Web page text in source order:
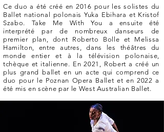
Ce duo a été créé en 2016 pour les solistes du
Ballet national polonais Yuka Ebihara et Kristof
Szabo. Take Me With You a ensuite été
interprété par de nombreux danseurs de
premier plan, dont Roberto Bolle et Melissa
Hamilton, entre autres, dans les théâtres du
monde entier et à la télévision polonaise,
tchèque et italienne. En 2021, Robert a créé un
plus grand ballet en un acte qui comprend ce
duo pour le Poznan Opera Ballet et en 2022 a
été mis en scène par le West Australian Ballet.